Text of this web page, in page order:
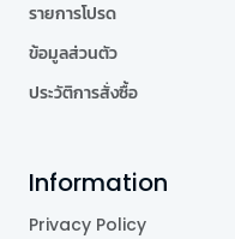
รายการโปรด
ข้อมูลส่วนตัว
ประวัติการสั่งซื้อ
Information
Privacy Policy